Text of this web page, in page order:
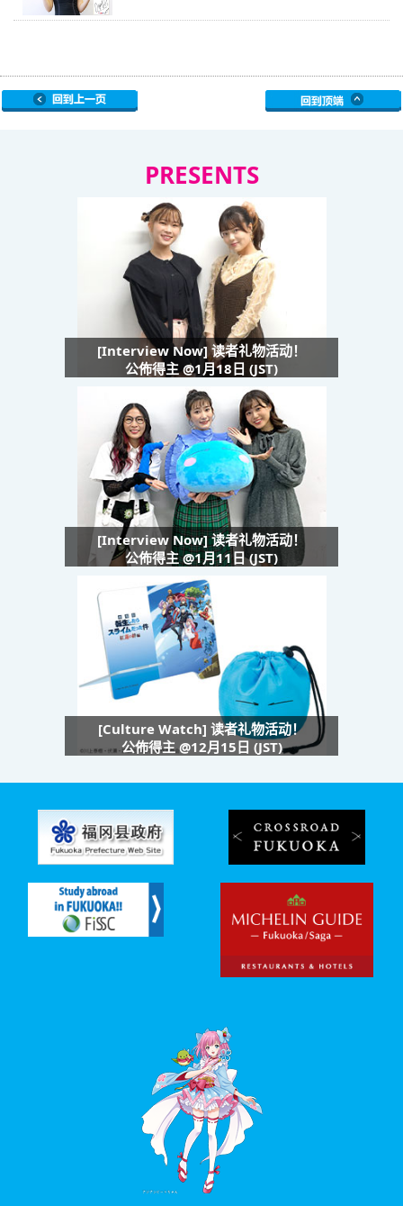
PRESENTS
[Interview Now] 读者礼物活动！
公佈得主 @1月18日 (JST)
[Interview Now] 读者礼物活动！
公佈得主 @1月11日 (JST)
[Culture Watch] 读者礼物活动！
公佈得主 @12月15日 (JST)